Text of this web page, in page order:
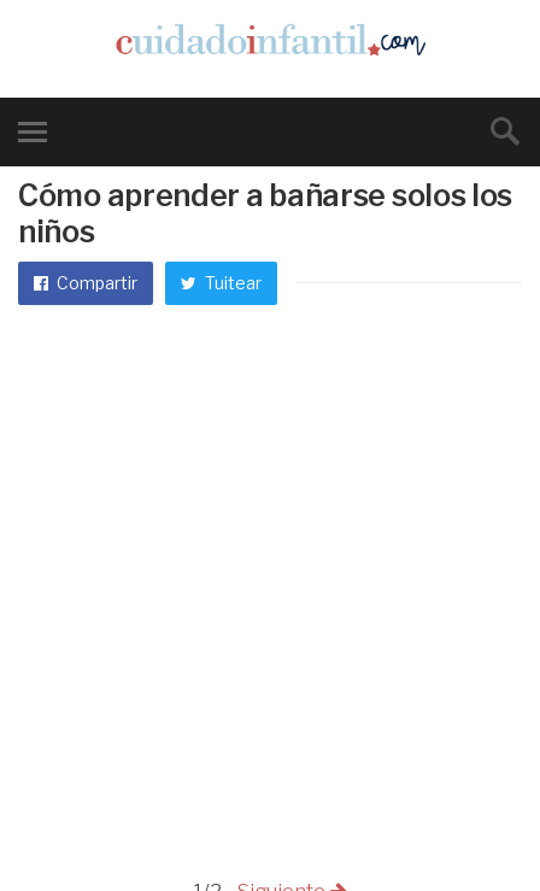
Cómo aprender a bañarse solos los
niños
Compartir Tuitear